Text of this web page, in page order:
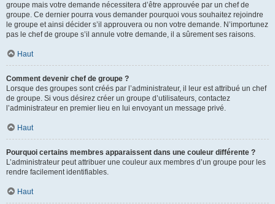
groupe mais votre demande nécessitera d’être approuvée par un chef de
groupe. Ce dernier pourra vous demander pourquoi vous souhaitez rejoindre
le groupe et ainsi décider s’il approuvera ou non votre demande. N’importunez
pas le chef de groupe s’il annule votre demande, il a sûrement ses raisons.
Haut
Comment devenir chef de groupe ?
Lorsque des groupes sont créés par l’administrateur, il leur est attribué un chef
de groupe. Si vous désirez créer un groupe d’utilisateurs, contactez
l’administrateur en premier lieu en lui envoyant un message privé.
Haut
Pourquoi certains membres apparaissent dans une couleur différente ?
L’administrateur peut attribuer une couleur aux membres d’un groupe pour les
rendre facilement identifiables.
Haut